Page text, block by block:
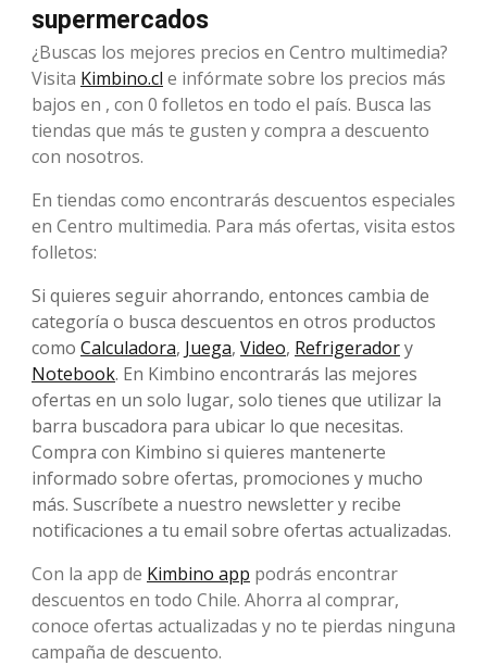
supermercados
¿Buscas los mejores precios en Centro multimedia?
Visita Kimbino.cl e infórmate sobre los precios más
bajos en , con 0 folletos en todo el país. Busca las
tiendas que más te gusten y compra a descuento
con nosotros.
En tiendas como encontrarás descuentos especiales
en Centro multimedia. Para más ofertas, visita estos
folletos:
Si quieres seguir ahorrando, entonces cambia de
categoría o busca descuentos en otros productos
como Calculadora, Juega, Video, Refrigeradory
Notebook. En Kimbino encontrarás las mejores
ofertas en un solo lugar, solo tienes que utilizar la
barra buscadora para ubicar lo que necesitas.
Compra con Kimbino si quieres mantenerte
informado sobre ofertas, promociones y mucho
más. Suscríbete a nuestro newsletter y recibe
notificaciones a tu email sobre ofertas actualizadas.
Con la app de Kimbino app podrás encontrar
descuentos en todo Chile. Ahorra al comprar,
conoce ofertas actualizadas y no te pierdas ninguna
campaña de descuento.